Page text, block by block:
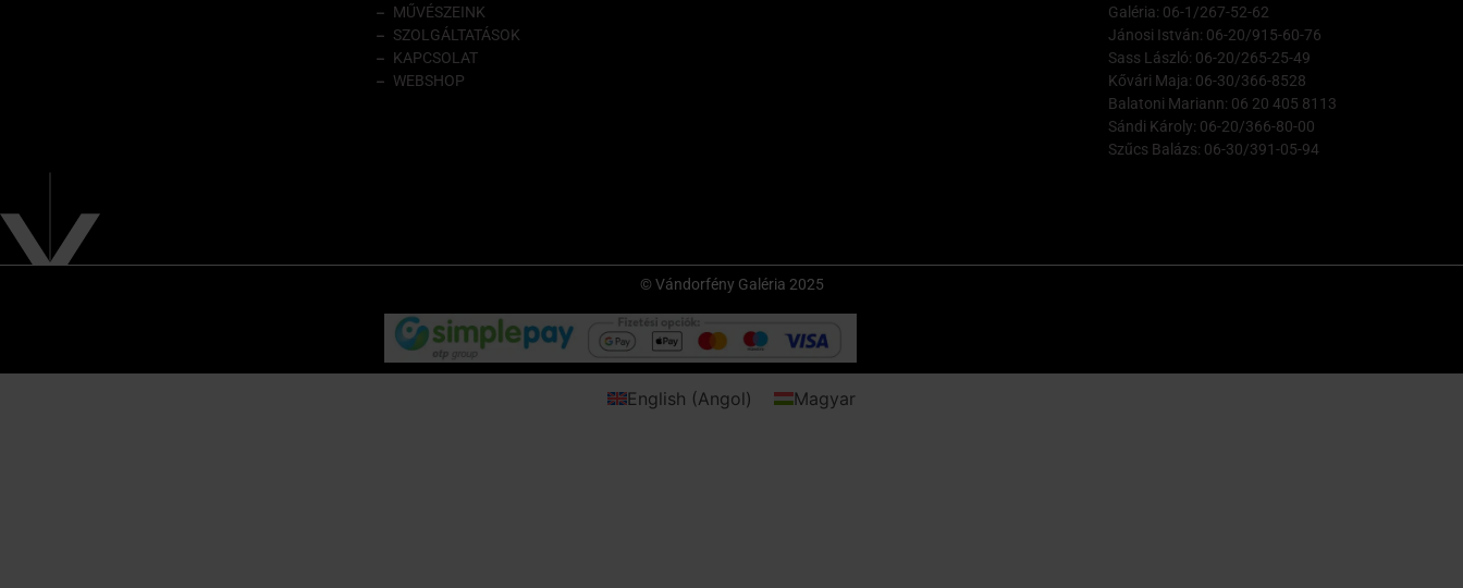
MŰVÉSZEINK
SZOLGÁLTATÁSOK
KAPCSOLAT
WEBSHOP
Galéria: 06-1/267-52-62
Jánosi István: 06-20/915-60-76
Sass László: 06-20/265-25-49
Kővári Maja: 06-30/366-8528
Balatoni Mariann: 06 20 405 8113
Sándi Károly: 06-20/366-80-00
Szűcs Balázs: 06-30/391-05-94
© Vándorfény Galéria 2025
English (Angol) Magyar